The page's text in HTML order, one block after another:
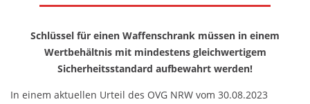
Schlüssel für einen Waffenschrank müssen in einem
Wertbehältnis mit mindestens gleichwertigem
Sicherheitsstandard aufbewahrt werden!
In einem aktuellen Urteil des OVG NRW vom 30.08.2023